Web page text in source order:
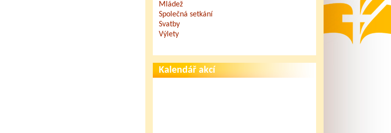
Mládež
Společná setkání
Svatby
Výlety
Kalendář akcí